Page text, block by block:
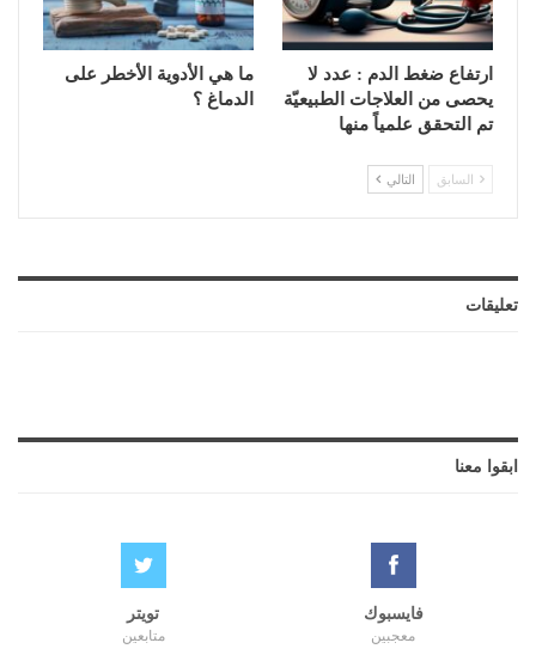
ارتفاع ضغط الدم : عدد لا
يحصى من العلاجات الطبيعيّة
تم التحقق علمياً منها
ما هي الأدوية الأخطر على
الدماغ ؟
السابق التالي
تعليقات
ابقوا معنا
فايسبوك
معجبين
تويتر
متابعين